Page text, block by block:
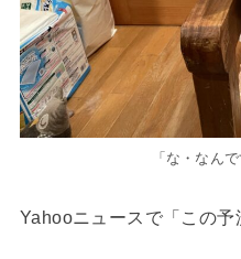
「な・なん
Yahooニュースで「この予